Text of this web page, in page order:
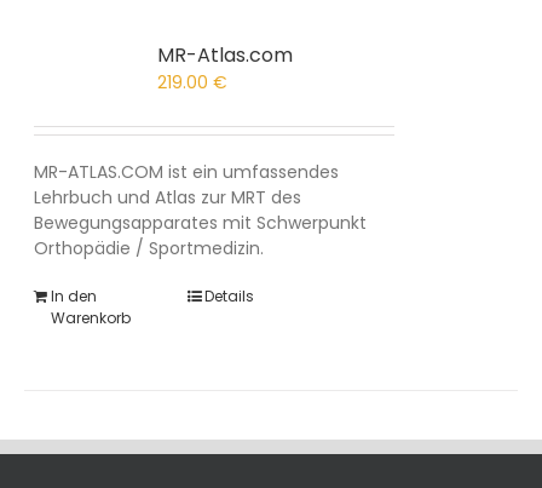
MR-Atlas.com
219.00€
MR-ATLAS.COM ist ein umfassendes
Lehrbuch und Atlas zur MRT des
Bewegungsapparates mit Schwerpunkt
Orthopädie / Sportmedizin.
In den
Warenkorb
Details